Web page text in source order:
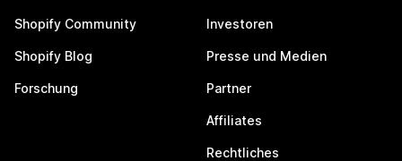
Shopify Community
Shopify Blog
Forschung
Investoren
Presse und Medien
Partner
Affiliates
Rechtliches